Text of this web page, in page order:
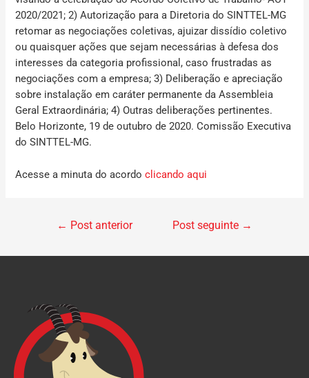
2020/2021; 2) Autorização para a Diretoria do SINTTEL-MG
retomar as negociações coletivas, ajuizar dissídio coletivo
ou quaisquer ações que sejam necessárias à defesa dos
interesses da categoria profissional, caso frustradas as
negociações com a empresa; 3) Deliberação e apreciação
sobre instalação em caráter permanente da Assembleia
Geral Extraordinária; 4) Outras deliberações pertinentes.
Belo Horizonte, 19 de outubro de 2020. Comissão Executiva
do SINTTEL-MG.
Acesse a minuta do acordoclicando aqui
← Post anterior Post seguinte →